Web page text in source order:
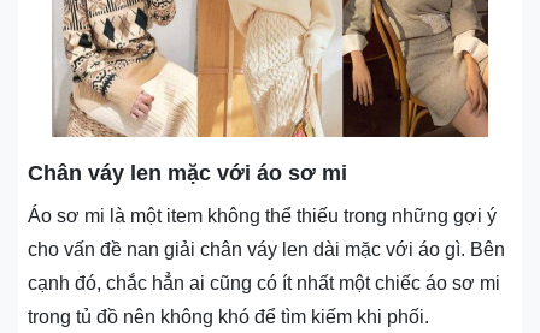
Chân váy len mặc với áo sơ mi
Áo sơ mi là một item không thể thiếu trong những gợi ý
cho vấn đề nan giải chân váy len dài mặc với áo gì. Bên
cạnh đó, chắc hẳn ai cũng có ít nhất một chiếc áo sơ mi
trong tủ đồ nên không khó để tìm kiếm khi phối.